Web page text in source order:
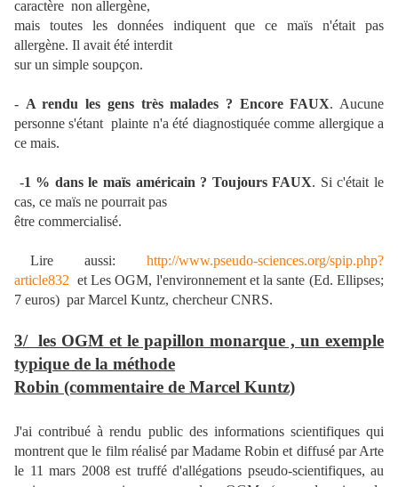
caractère non allergène,
mais toutes les données indiquent que ce maïs n'était pas
allergène. Il avait été interdit
sur un simple soupçon.
- A rendu les gens très malades ? Encore FAUX. Aucune
personne s'étant plainte n'a été diagnostiquée comme allergique a
ce mais.
-1 % dans le maïs américain ? Toujours FAUX. Si c'était le
cas, ce maïs ne pourrait pas
être commercialisé.
Lire aussi: http://www.pseudo-sciences.org/spip.php?
article832 et Les OGM, l'environnement et la sante (Ed. Ellipses;
7 euros) par Marcel Kuntz, chercheur CNRS.
3/ les OGM et le papillon monarque , un exemple
typique de la méthode
Robin (commentaire de Marcel Kuntz)
J'ai contribué à rendu public des informations scientifiques qui
montrent que le film réalisé par Madame Robin et diffusé par Arte
le 11 mars 2008 est truffé d'allégations pseudo-scientifiques, au